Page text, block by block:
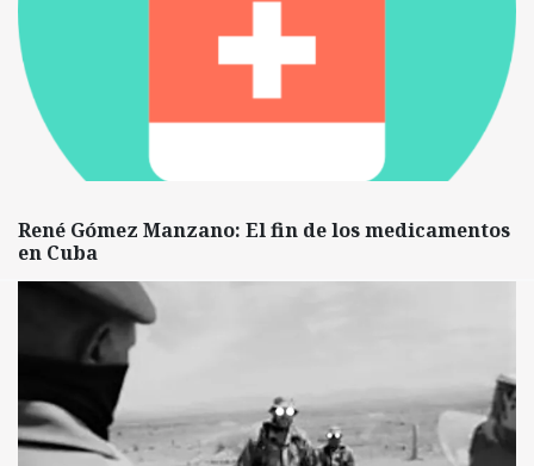
René Gómez Manzano: El fin de los medicamentos
en Cuba